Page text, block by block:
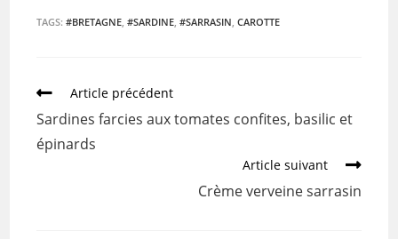
c
b
o
o
itt ai ta
TAGS:#BRETAGNE, #SARDINE, #SARRASIN, CAROTTE
Article précédent
Sardines farcies aux tomates confites, basilic et
épinards
Article suivant
Crème verveine sarrasin